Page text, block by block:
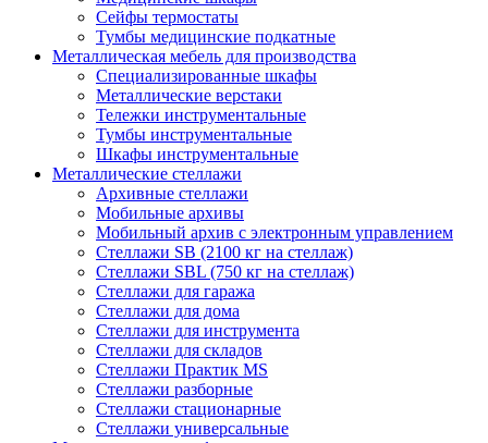
Сейфы термостаты
Тумбы медицинские подкатные
Металлическая мебель для производства
Cпециализированные шкафы
Металлические верстаки
Тележки инструментальные
Тумбы инструментальные
Шкафы инструментальные
Металлические стеллажи
Архивные стеллажи
Мобильные архивы
Мобильный архив с электронным управлением
Стеллажи SB (2100 кг на стеллаж)
Стеллажи SBL (750 кг на стеллаж)
Стеллажи для гаража
Стеллажи для дома
Стеллажи для инструмента
Стеллажи для складов
Стеллажи Практик MS
Стеллажи разборные
Стеллажи стационарные
Стеллажи универсальные